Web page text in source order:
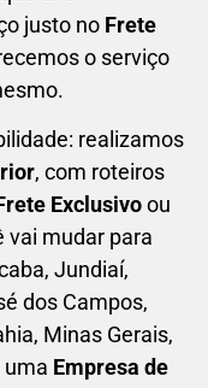
justo no Frete
o serviço
realizamos
, com roteiros
rete Exclusivoou
vai mudar para
Jundiaí,
dos Campos,
Minas Gerais,
uma Empresa de